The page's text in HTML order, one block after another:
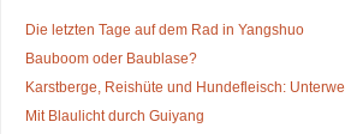
Die letzten Tage auf dem Rad in Yangshuo
Bauboom oder Baublase?
Karstberge, Reishüte und Hundefleisch:
Mit Blaulicht durch Guiyang